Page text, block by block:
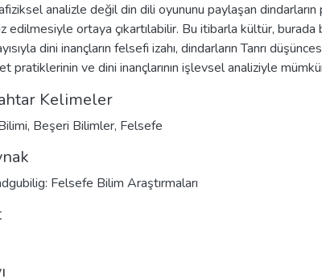
analizle değil din dili oyununu paylaşan dindarların
edilmesiyle ortaya çıkartılabilir. Bu itibarla kültür, burada
dini inançların felsefi izahı, dindarların Tanrı
pratiklerinin ve dini inançlarının işlevsel analiziyle
Kelimeler
, Beşeri Bilimler, Felsefe
Felsefe Bilim Araştırmaları